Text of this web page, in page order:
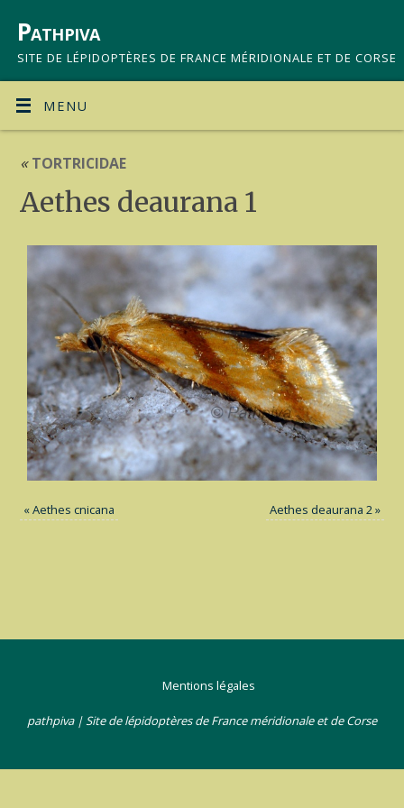
Pathpiva
SITE DE LÉPIDOPTÈRES DE FRANCE MÉRIDIONALE ET DE CORSE
MENU
«TORTRICIDAE
Aethes deaurana 1
«Aethes cnicana Aethes deaurana 2»
Mentions légales
pathpiva | Site de lépidoptères de France méridionale et de Corse